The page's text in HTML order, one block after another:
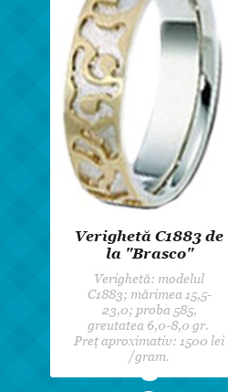
Verighetă C1883 de
la "Brasco"
Verighetă: modelul
C1883; mărimea 15,5-
23,0; proba 585,
greutatea 6,0-8,0 gr.
Preț aproximativ: 1500 lei
/gram.